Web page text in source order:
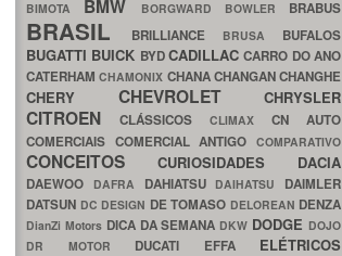
BIMOTA BMW BORGWARD BOWLER BRABUS
BRASIL BRILLIANCE BRUSA BUFALOS
BUGATTI BUICK BYDCADILLACCARRO DO ANO
CATERHAMCHAMONIX CHANACHANGANCHANGHE
CHERY CHEVROLET CHRYSLER
CITROEN CLÁSSICOS CLIMAX CN AUTO
COMERCIAIS COMERCIAL ANTIGOCOMPARATIVO
CONCEITOS CURIOSIDADES DACIA
DAEWOO DAFRA DAHIATSU DAIHATSU DAIMLER
DATSUN DC DESIGN DE TOMASO DELOREAN DENZA
DianZi Motors DICA DA SEMANA DKW DODGE DOJO
DR MOTOR DUCATI EFFA ELÉTRICOS